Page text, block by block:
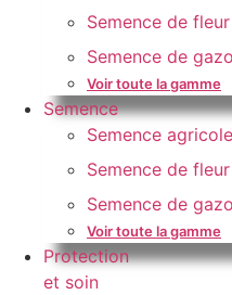
Semence de fleur
Semence de
Voir toute la gamme
Semence
Semence agricole
Semence de fleur
Semence de
Voir toute la gamme
Protection
et soin